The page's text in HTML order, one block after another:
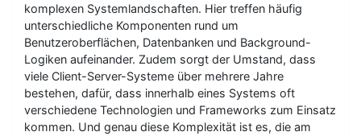
komplexen Systemlandschaften. Hier treffen häufig
unterschiedliche Komponenten rund um
Benutzeroberflächen, Datenbanken und Background-
Logiken aufeinander. Zudem sorgt der Umstand, dass
viele Client-Server-Systeme über mehrere Jahre
bestehen, dafür, dass innerhalb eines Systems oft
verschiedene Technologien und Frameworks zum Einsatz
kommen. Und genau diese Komplexität ist es, die am